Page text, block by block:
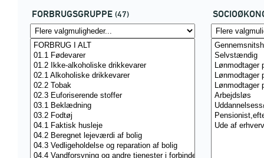
FORBRUGSGRUPPE (47)